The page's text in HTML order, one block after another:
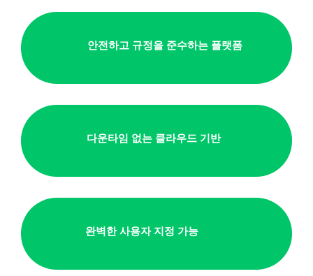
안전하고 규정을 준수하는 플랫폼
다운타임 없는 클라우드 기반
완벽한 사용자 지정 가능